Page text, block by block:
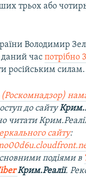
трьох або
Володимир
час потрібно
російським силам.
до сайту
читати
сайту:
подіями в
Крим.Реалії. Ре